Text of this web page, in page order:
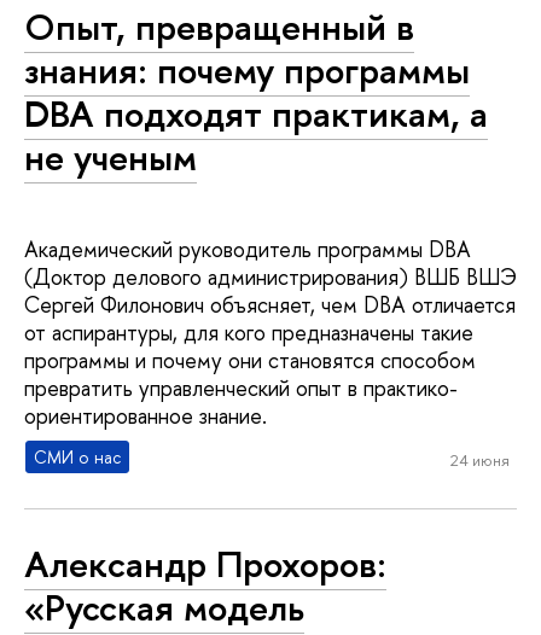
Опыт, превращенный в
знания: почему программы
DBA подходят практикам, а
не ученым
Академический руководитель программы DBA
(Доктор делового администрирования) ВШБ ВШЭ
Сергей Филонович объясняет, чем DBA отличается
от аспирантуры, для кого предназначены такие
программы и почему они становятся способом
превратить управленческий опыт в практико-
ориентированное знание.
СМИ о нас 24 июня
Александр Прохоров:
«Русская модель